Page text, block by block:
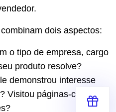
dois aspectos:
o tipo de empresa, cargo
produto resolve?
demonstrou interesse
Visitou páginas-chave?